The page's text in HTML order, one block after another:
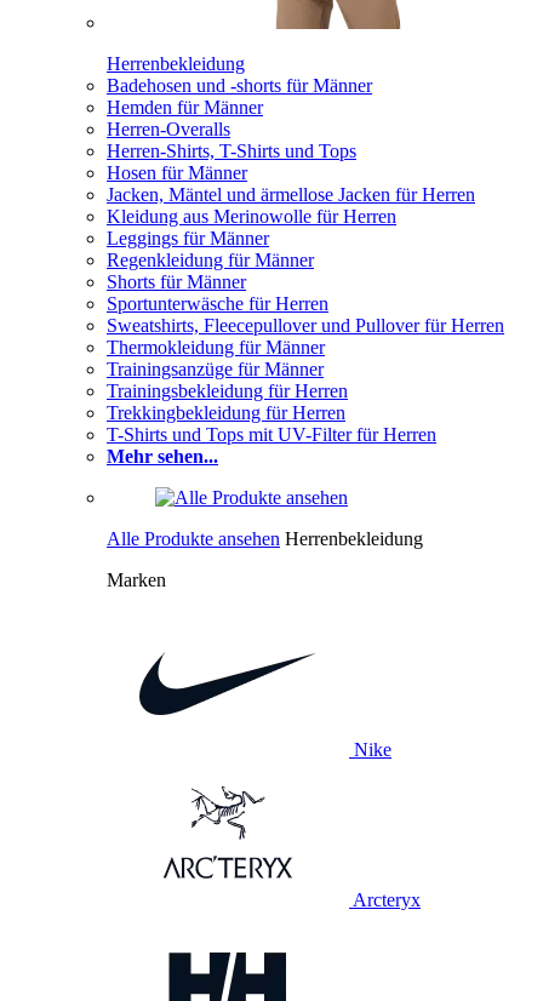
Herrenbekleidung
Badehosen und -shorts für Männer
Hemden für Männer
Herren-Overalls
Herren-Shirts, T-Shirts und Tops
Hosen für Männer
Jacken, Mäntel und ärmellose Jacken für Herren
Kleidung aus Merinowolle für Herren
Leggings für Männer
Regenkleidung für Männer
Shorts für Männer
Sportunterwäsche für Herren
Sweatshirts, Fleecepullover und Pullover für Herren
Thermokleidung für Männer
Trainingsanzüge für Männer
Trainingsbekleidung für Herren
Trekkingbekleidung für Herren
T-Shirts und Tops mit UV-Filter für Herren
Mehr sehen...
Alle Produkte ansehen Herrenbekleidung
Marken
Nike
Arcteryx